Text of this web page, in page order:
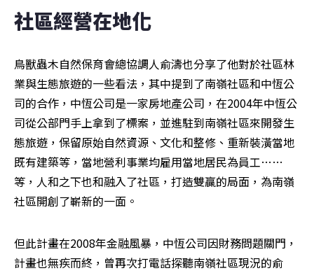
社區經營在地化
鳥獸蟲木自然保育會總協調人俞濤也分享了他對於社區林
業與生態旅遊的一些看法，其中提到了南嶺社區和中恆公
司的合作，中恆公司是一家房地產公司，在2004年中恆公
司從公部門手上拿到了標案，並進駐到南嶺社區來開發生
態旅遊，保留原始自然資源、文化和整修、重新裝潢當地
既有建築等，當地營利事業均雇用當地居民為員工……
等，人和之下也和融入了社區，打造雙贏的局面，為南嶺
社區開創了嶄新的一面。
但此計畫在2008年金融風暴，中恆公司因財務問題關門，
計畫也無疾而終，曾再次打電話探聽南嶺社區現況的俞